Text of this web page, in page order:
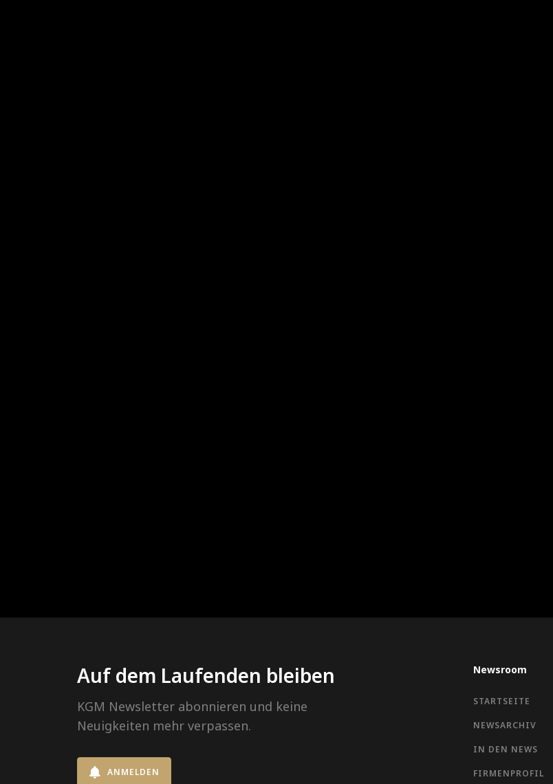
Auf dem Laufenden bleiben
KGM Newsletter abonnieren und keine
Neuigkeiten mehr verpassen.
ANMELDEN
Newsroom
STARTSEITE
NEWSARCHIV
IN DEN NEWS
FIRMENPROFIL